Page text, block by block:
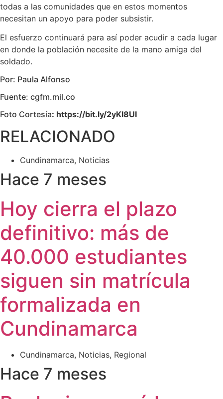
todas a las comunidades que en estos momentos
necesitan un apoyo para poder subsistir.
El esfuerzo continuará para así poder acudir a cada lugar
en donde la población necesite de la mano amiga del
soldado.
Por: Paula Alfonso
Fuente: cgfm.mil.co
Foto Cortesía: https://bit.ly/2yKI8UI
RELACIONADO
Cundinamarca, Noticias
Hace 7 meses
Hoy cierra el plazo
definitivo: más de
40.000 estudiantes
siguen sin matrícula
formalizada en
Cundinamarca
Cundinamarca, Noticias, Regional
Hace 7 meses